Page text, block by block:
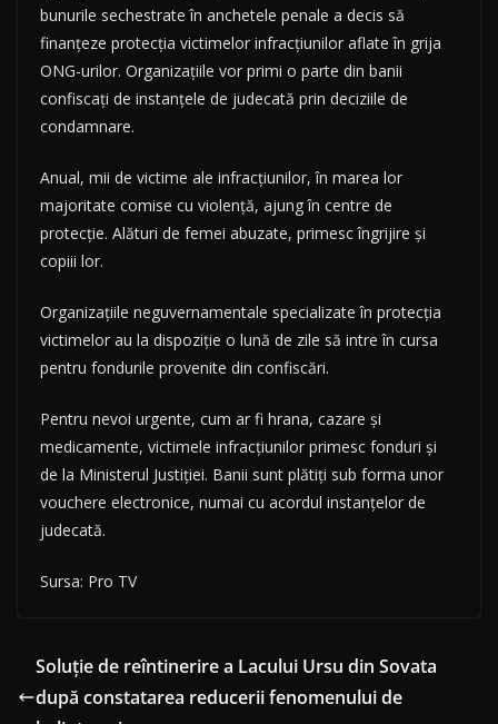
bunurile sechestrate în anchetele penale a decis să
finanțeze protecția victimelor infracțiunilor aflate în grija
ONG-urilor. Organizațiile vor primi o parte din banii
confiscați de instanțele de judecată prin deciziile de
condamnare.
Anual, mii de victime ale infracțiunilor, în marea lor
majoritate comise cu violență, ajung în centre de
protecție. Alături de femei abuzate, primesc îngrijire și
copiii lor.
Organizațiile neguvernamentale specializate în protecția
victimelor au la dispoziție o lună de zile să intre în cursa
pentru fondurile provenite din confiscări.
Pentru nevoi urgente, cum ar fi hrana, cazare și
medicamente, victimele infracțiunilor primesc fonduri și
de la Ministerul Justiției. Banii sunt plătiți sub forma unor
vouchere electronice, numai cu acordul instanțelor de
judecată.
Sursa: Pro TV
Soluţie de reîntinerire a Lacului Ursu din Sovata
după constatarea reducerii fenomenului de